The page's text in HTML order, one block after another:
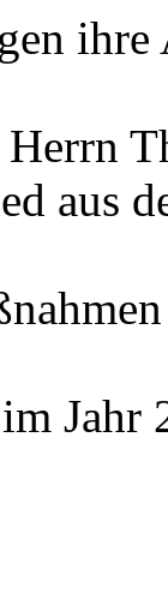
aus
Jahr